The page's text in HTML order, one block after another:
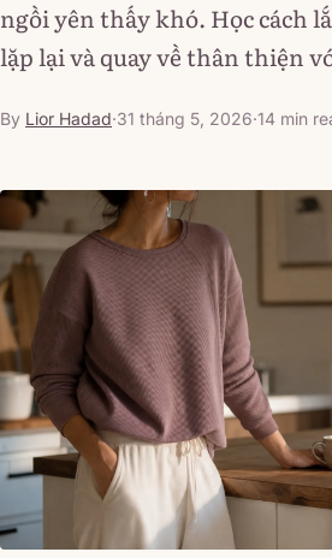
ngồi yên thấy khó. Học cách
lặp lại và quay về thân thiện
By Lior Hadad·31 tháng 5, 2026·14 min